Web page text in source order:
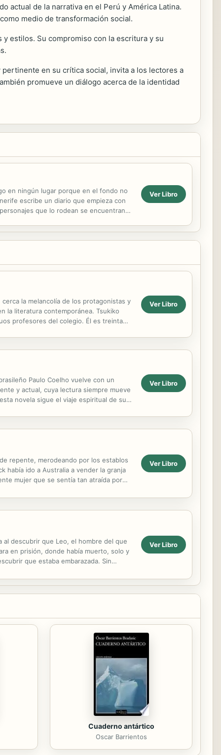
actual de la narrativa en el Perú y América Latina.
medio de transformación social.
estilos. Su compromiso con la escritura y su
en su crítica social, invita a los lectores a
promueve un diálogo acerca de la identidad
en ningún lugar porque en el fondo no
escribe un diario que empieza con
que lo rodean se encuentran
Ver Libro
la melancolía de los protagonistas y
la literatura contemporánea. Tsukiko
profesores del colegio. Él es treinta
Ver Libro
Paulo Coelho vuelve con un
y actual, cuya lectura siempre mueve
novela sigue el viaje espiritual de su
Ver Libro
repente, merodeando por los establos
había ido a Australia a vender la granja
mujer que se sentía tan atraída por
Ver Libro
al descubrir que Leo, el hombre del que
en prisión, donde había muerto, solo y
que estaba embarazada. Sin
Ver Libro
Cuaderno antártico
Oscar Barrientos